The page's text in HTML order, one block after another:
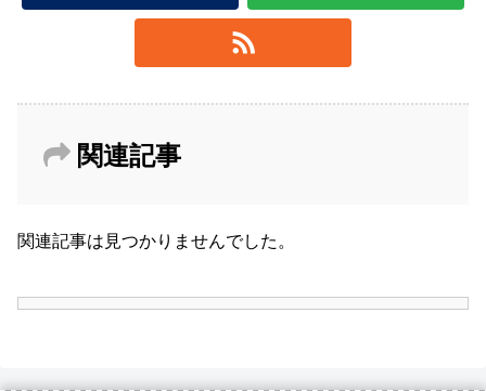
関連記事
関連記事は見つかりませんでした。